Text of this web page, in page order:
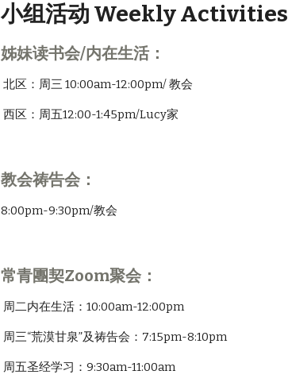
小组活动 Weekly Activities
姊妹读书会/内在生活：
北区：周三 10:00am-12:00pm/ 教会
西区：周五12:00-1:45pm/Lucy家
教会祷告会：
8:00pm-9:30pm/教会
常青團契Zoom聚会：
周二内在生活：10:00am-12:00pm
周三“荒漠甘泉”及祷告会：7:15pm-8:10pm
周五圣经学习：9:30am-11:00am